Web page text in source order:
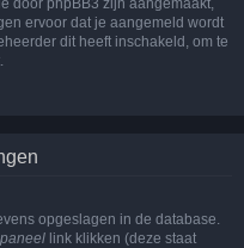
door phpBB3 zijn aangemaakt,
ervoor dat je aangemeld wordt
dit heeft inschakeld, om te
opgeslagen in de database.
link klikken (deze staat